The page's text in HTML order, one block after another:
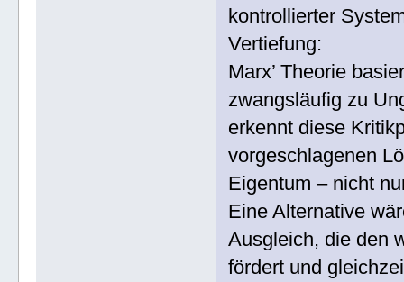
kontrollierter
Vertiefung:
Marx’ Theorie
zwangsläufig zu
erkennt diese
vorgeschlagenen
Eigentum – nicht
Eine Alternative
Ausgleich, die den
fördert und